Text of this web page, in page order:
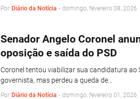
Por Diário da Notícia - domingo, fevereiro 08, 2026
Senador Angelo Coronel
oposição e saída do PSD
Coronel tentou viabilizar sua candidatura ao
governista, mas perdeu a queda de…
Por Diário da Notícia - domingo, fevereiro 01, 2026